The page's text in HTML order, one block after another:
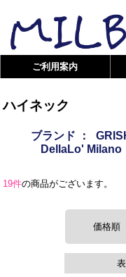
ご利用案内
ハイネック
ブランド ：
DellaLo' Milano
19件の商品がございます。
価格順